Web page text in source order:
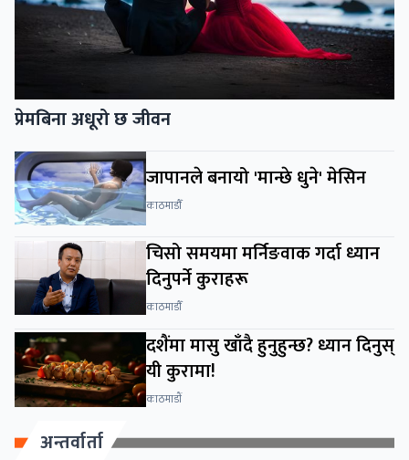
प्रेमबिना अधूरो छ जीवन
जापानले बनायो 'मान्छे धुने' मेसिन
काठमाडाैँ
चिसो समयमा मर्निङवाक गर्दा ध्यान
दिनुपर्ने कुराहरू
काठमाडाैँ
दशैंमा मासु खाँदै हुनुहुन्छ? ध्यान दिनुस्
यी कुरामा!
काठमाडाैं
अन्तर्वार्ता